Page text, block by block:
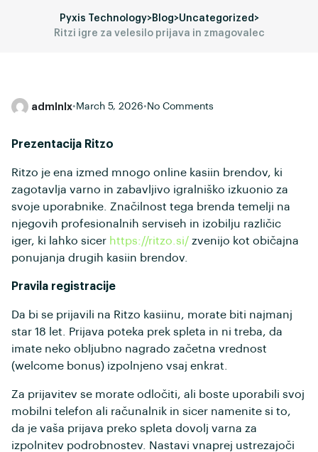
Pyxis Technology>Blog>Uncategorized >
Ritzi igre za velesilo prijava in zmagovalec
admlnlx• March 5, 2026• No Comments
Prezentacija Ritzo
Ritzo je ena izmed mnogo online kasiin brendov, ki
zagotavlja varno in zabavljivo igralniško izkuonio za
svoje uporabnike. Značilnost tega brenda temelji na
njegovih profesionalnih serviseh in izobilju različic
iger, ki lahko sicer https://ritzo.si/ zvenijo kot običajna
ponujanja drugih kasiin brendov.
Pravila registracije
Da bi se prijavili na Ritzo kasiinu, morate biti najmanj
star 18 let. Prijava poteka prek spleta in ni treba, da
imate neko obljubno nagrado začetna vrednost
(welcome bonus) izpolnjeno vsaj enkrat.
Za prijavitev se morate odločiti, ali boste uporabili svoj
mobilni telefon ali računalnik in sicer namenite si to,
da je vaša prijava preko spleta dovolj varna za
izpolnitev podrobnostev. Nastavi vnaprej ustrezajoči